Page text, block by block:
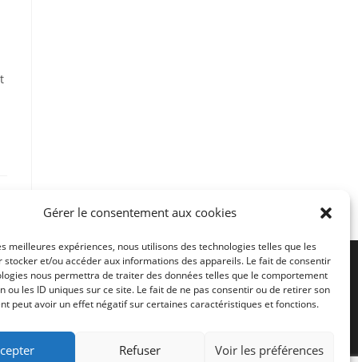
Gérer le consentement aux cookies
meilleures expériences, nous utilisons des technologies telles que les
stocker et/ou accéder aux informations des appareils. Le fait de consentir
nous permettra de traiter des données telles que le comportement
ou les ID uniques sur ce site. Le fait de ne pas consentir ou de retirer son
peut avoir un effet négatif sur certaines caractéristiques et fonctions.
Refuser Voir les préférences